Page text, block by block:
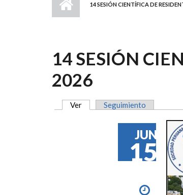
14 SESIÓN CIENTÍFICA DE
14 SESIÓN
2026
SOLAPAS
Ver (solapa activa)
Seguimiento
JUN
15